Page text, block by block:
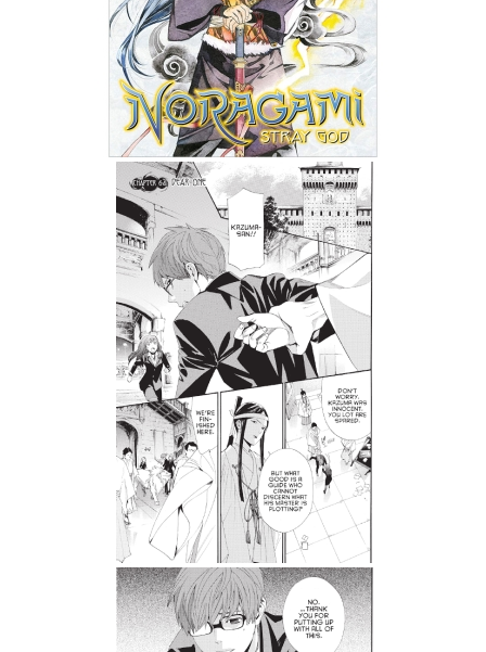
Share Tweet